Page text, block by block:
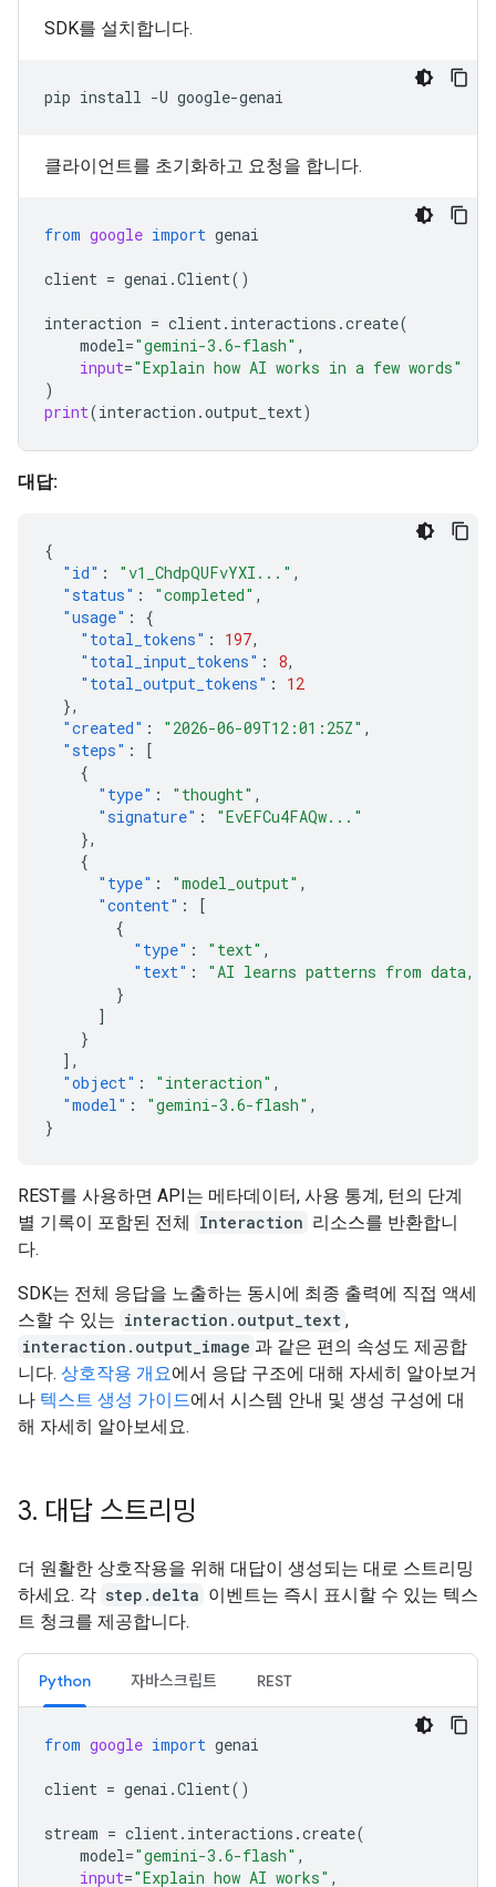
SDK를 설치합니다.
pip install -U
클라이언트를 초기화하고 요청을 합니다.
from google import genai
client = genai .Client()
interaction = client. interactions .create(
model="gemini-3.6-flash" ,
input="Explain how AI works in a few words"
)
print(interaction .output_text)
대답:
{
"id" : "v1_ChdpQUFvYXI..." ,
"status" : "completed" ,
"usage" :
{
"total_tokens" : 197,
"total_input_tokens" : 8,
"total_output_tokens" :
12
},
"created" : "2026-06-09T12:01:25Z" ,
"steps" :
[
{
"type" : "thought" ,
"signature" :
"EvEFCu4FAQw..."
},
{
"type" : "model_output" ,
"content" :
[
{
"type" : "text" ,
"text" :
"AI learns patterns from data,
}
]
}
],
"object" : "interaction" ,
"model" : "gemini-3.6-flash" ,
}
REST를 사용하면 API는 메타데이터, 사용 통계, 턴의 단계
별 기록이 포함된 전체 Interaction 리소스를 반환합니
다.
SDK는 전체 응답을 노출하는 동시에 최종 출력에 직접 액세
스할 수 있는 interaction.output_text ,
interaction.output_image 과 같은 편의 속성도 제공합
니다. 상호작용 개요에서 응답 구조에 대해 자세히 알아보거
나 텍스트 생성 가이드에서 시스템 안내 및 생성 구성에 대
해 자세히 알아보세요.
3. 대답 스트리밍
더 원활한 상호작용을 위해 대답이 생성되는 대로 스트리밍
하세요. 각 step.delta 이벤트는 즉시 표시할 수 있는 텍스
트 청크를 제공합니다.
Python 자바스크립트 REST
from google import genai
client = genai .Client()
stream = client. interactions .create(
model="gemini-3.6-flash" ,
input="Explain how AI works" ,